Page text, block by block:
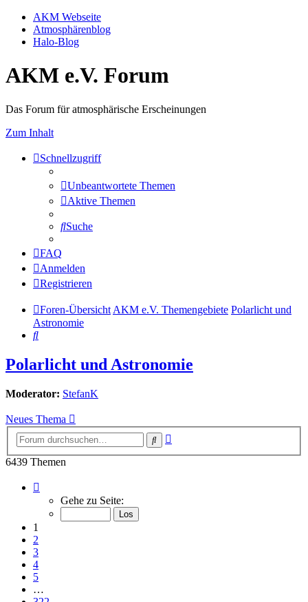
AKM Webseite
Atmosphärenblog
Halo-Blog
AKM e.V. Forum
Das Forum für atmosphärische Erscheinungen
Zum Inhalt
Schnellzugriff
Unbeantwortete Themen
Aktive Themen
Suche
FAQ
Anmelden
Registrieren
Foren-Übersicht AKM e.V. Themengebiete Polarlicht und
Astronomie
Suche
Polarlicht und Astronomie
Moderator: StefanK
Neues Thema
Suche
6439 Themen
von
Gehe zu Seite:
1
2
3
4
5
…